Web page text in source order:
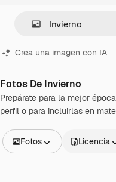
Crea una imagen con IA
Fotos De Invierno
Prepárate para la mejor
perfil o para incluirlas en
Fotos Licencia